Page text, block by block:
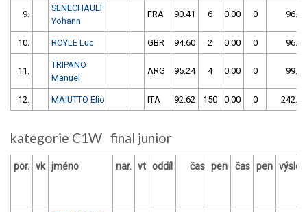
9.
SENECHAULT
Yohann
FRA 90.41 6 0.00 0 96.41
10. ROYLE Luc GBR 94.60 2 0.00 0 96.60
11.
TRIPANO
Manuel
ARG 95.24 4 0.00 0 99.24
12. MAIUTTO Elio ITA 92.62 150 0.00 0 242.62
kategorie C1W final junior
por. vk jméno nar. vt oddíl čas pen čas pen